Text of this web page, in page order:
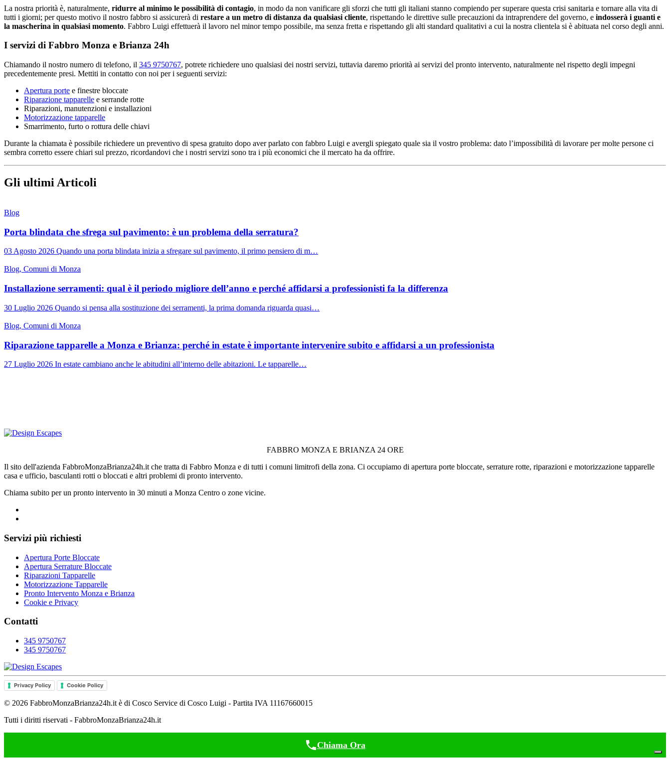
La nostra priorità è, naturalmente, ridurre al minimo le possibilità di contagio, in modo da non vanificare gli sforzi che tutti gli italiani stanno compiendo per superare questa crisi sanitaria e tornare alla vita di
tutti i giorni; per questo motivo il nostro fabbro si assicurerà di restare a un metro di distanza da qualsiasi cliente, rispettando le direttive sulle precauzioni da intraprendere del governo, e indosserà i guanti e
la mascherina in qualsiasi momento. Fabbro Luigi effettuerà il lavoro nel minor tempo possibile, ma senza fretta e rispettando gli alti standard qualitativi a cui la nostra clientela si è abituata nel corso degli anni.
I servizi di Fabbro Monza e Brianza 24h
Chiamando il nostro numero di telefono, il 345 9750767, potrete richiedere uno qualsiasi dei nostri servizi, tuttavia daremo priorità ai servizi del pronto intervento, naturalmente nel rispetto degli impegni
precedentemente presi. Mettiti in contatto con noi per i seguenti servizi:
Apertura porte e finestre bloccate
Riparazione tapparelle e serrande rotte
Riparazioni, manutenzioni e installazioni
Motorizzazione tapparelle
Smarrimento, furto o rottura delle chiavi
Durante la chiamata è possibile richiedere un preventivo di spesa gratuito dopo aver parlato con fabbro Luigi e avergli spiegato quale sia il vostro problema: dato l’impossibilità di lavorare per molte persone ci
sembra corretto essere chiari sul prezzo, ricordandovi che i nostri servizi sono tra i più economici che il mercato ha da offrire.
Gli ultimi Articoli
Blog
Porta blindata che sfrega sul pavimento: è un problema della serratura?
03 Agosto 2026 Quando una porta blindata inizia a sfregare sul pavimento, il primo pensiero di m…
Blog, Comuni di Monza
Installazione serramenti: qual è il periodo migliore dell’anno e perché affidarsi a professionisti fa la differenza
30 Luglio 2026 Quando si pensa alla sostituzione dei serramenti, la prima domanda riguarda quasi…
Blog, Comuni di Monza
Riparazione tapparelle a Monza e Brianza: perché in estate è importante intervenire subito e affidarsi a un professionista
27 Luglio 2026 In estate cambiano anche le abitudini all’interno delle abitazioni. Le tapparelle…
FABBRO MONZA E BRIANZA 24 ORE
Il sito dell'azienda FabbroMonzaBrianza24h.it che tratta di Fabbro Monza e di tutti i comuni limitrofi della zona. Ci occupiamo di apertura porte bloccate, serrature rotte, riparazioni e motorizzazione tapparelle
casa e ufficio, basculanti rotti o bloccati e altri problemi di pronto intervento.
Chiama subito per un pronto intervento in 30 minuti a Monza Centro o zone vicine.
Servizi più richiesti
Apertura Porte Bloccate
Apertura Serrature Bloccate
Riparazioni Tapparelle
Motorizzazione Tapparelle
Pronto Intervento Monza e Brianza
Cookie e Privacy
Contatti
345 9750767
345 9750767
Privacy Policy Cookie Policy
© 2026 FabbroMonzaBrianza24h.it è di Cosco Service di Cosco Luigi - Partita IVA 11167660015
Tutti i diritti riservati - FabbroMonzaBrianza24h.it
Chiama Ora